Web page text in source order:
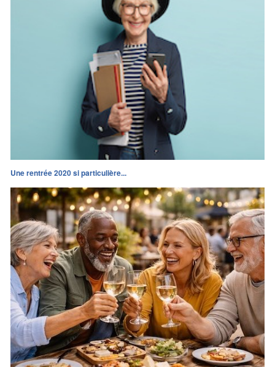
Une rentrée 2020 si particulière...